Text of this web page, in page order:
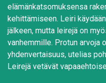
elämänkatsomuksensa
kehittämiseen. Leiri
jälkeen, mutta leirejä on
vanhemmille. Protun arvoja
yhdenvertaisuus, utelias
Leirejä vetävät